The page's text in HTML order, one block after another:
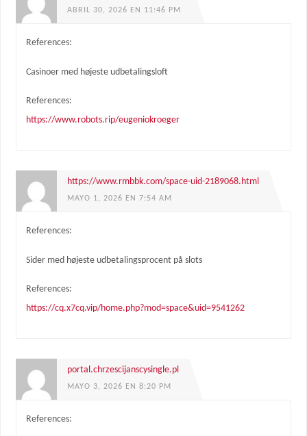
ABRIL 30, 2026 EN 11:46 PM
References:
Casinoer med højeste udbetalingsloft
References:
https://www.robots.rip/eugeniokroeger
https://www.rmbbk.com/space-uid-2189068.html
MAYO 1, 2026 EN 7:54 AM
References:
Sider med højeste udbetalingsprocent på slots
References:
https://cq.x7cq.vip/home.php?mod=space&uid=9541262
portal.chrzescijanscysingle.pl
MAYO 3, 2026 EN 8:20 PM
References: